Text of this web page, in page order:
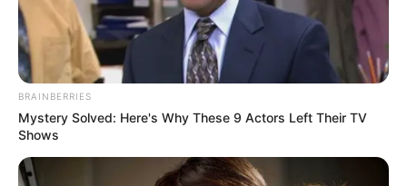
Agosto 16, 2025
BRAINBERRIES
Mystery Solved: Here's Why These 9 Actors Left Their TV
Shows